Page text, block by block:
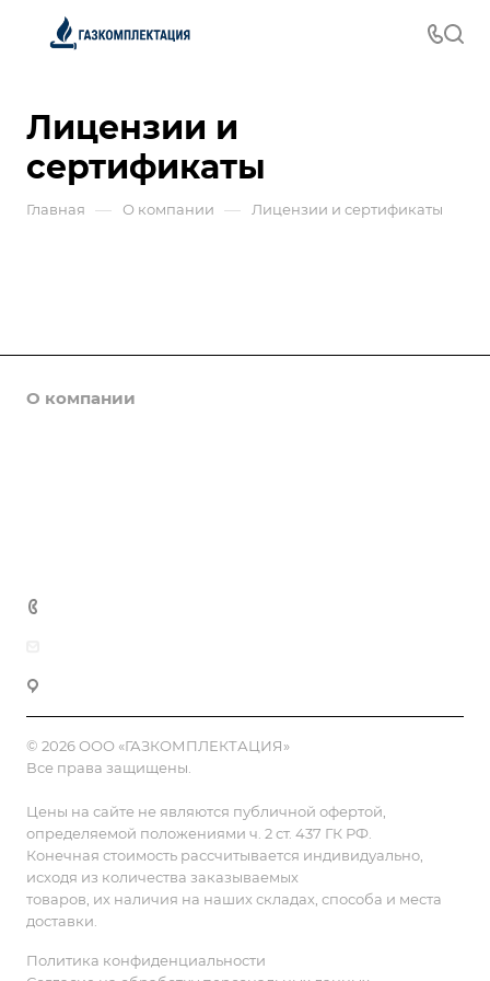
Лицензии и
сертификаты
Главная — О компании — Лицензии и сертификаты
О компании
© 2026 ООО «ГАЗКОМПЛЕКТАЦИЯ»
Все права защищены.
Цены на сайте не являются публичной офертой,
определяемой положениями ч. 2 ст. 437 ГК РФ.
Конечная стоимость рассчитывается индивидуально,
исходя из количества заказываемых
товаров, их наличия на наших складах, способа и места
доставки.
Политика конфиденциальности